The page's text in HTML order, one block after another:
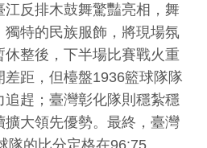
反排木鼓舞驚豔亮相，舞
特的民族服飾，將現場氛
休整後，下半場比賽戰火重
距，但檯盤1936籃球隊隊
追趕；臺灣彰化隊則穩紮穩
大領先優勢。最終，臺灣
的比分定格在96:75。